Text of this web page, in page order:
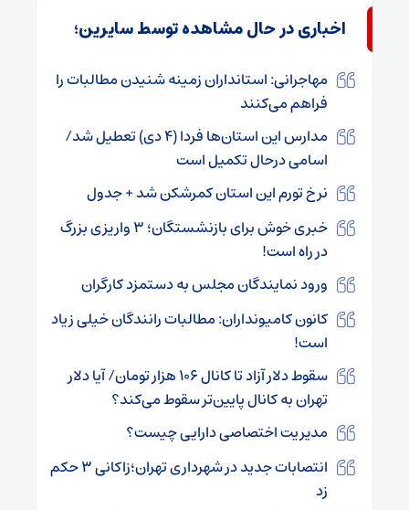
اخباری در حال مشاهده توسط سایرین؛
مهاجرانی: استانداران زمینه شنیدن مطالبات را
فراهم می‌کنند
مدارس این استان‌ها فردا (۴ دی) تعطیل شد/
اسامی درحال تکمیل است
نرخ تورم این استان کمرشکن شد + جدول
خبری خوش برای بازنشستگان؛ ۳ واریزی بزرگ
در راه است!
ورود نمایندگان مجلس به دستمزد کارگران
کانون کامیونداران: مطالبات رانندگان خیلی زیاد
است!
سقوط دلار آزاد تا کانال ۱۰۶ هزار تومان/ آیا دلار
تهران به کانال پایین‌تر سقوط می‌کند؟
مدیریت اختصاصی دارایی چیست؟
انتصابات جدید در شهرداری تهران؛زاکانی ۳ حکم
زد